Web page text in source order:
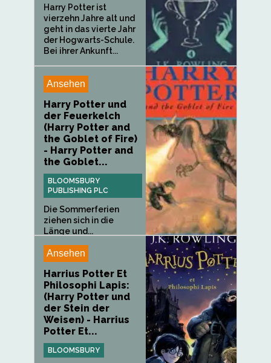
Harry Potter ist
vierzehn Jahre alt und
geht in das vierte Jahr
der Hogwarts-Schule.
Bei ihrer Ankunft...
Ansehen
Harry Potter und
der Feuerkelch
(Harry Potter and
the Goblet of Fire)
- Harry Potter and
the Goblet...
BLOOMSBURY
PUBLISHING PLC
Die Sommerferien
ziehen sich in die
Länge und...
Ansehen
Harrius Potter Et
Philosophi Lapis:
(Harry Potter und
der Stein der
Weisen) - Harrius
Potter Et...
BLOOMSBURY